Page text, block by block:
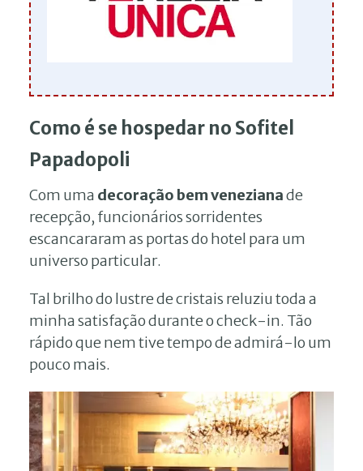
Como é se hospedar no Sofitel
Papadopoli
Com uma decoração bem venezianade
recepção, funcionários sorridentes
escancararam as portas do hotel para um
universo particular.
Tal brilho do lustre de cristais reluziu toda a
minha satisfação durante o check-in. Tão
rápido que nem tive tempo de admirá-lo um
pouco mais.